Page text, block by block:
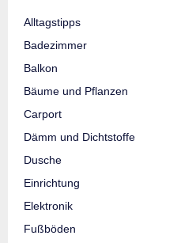
Alltagstipps
Badezimmer
Balkon
Bäume und Pflanzen
Carport
Dämm und Dichtstoffe
Dusche
Einrichtung
Elektronik
Fußböden